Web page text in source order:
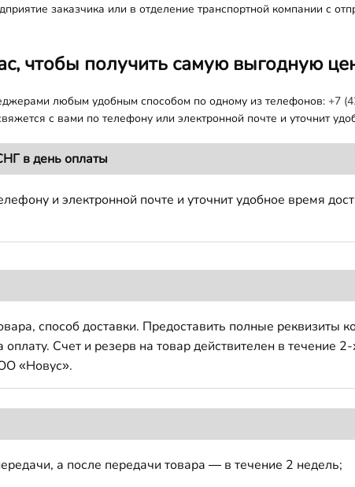
заказчика или в отделение транспортной компании с
чтобы получить самую выгодную
любым удобным способом по одному из телефонов: +7
с вами по телефону или электронной почте и уточнит
в день оплаты
и электронной почте и уточнит удобное время
способ доставки. Предоставить полные реквизиты
Счет и резерв на товар действителен в течение
«Новус».
а после передачи товара — в течение 2 недель;